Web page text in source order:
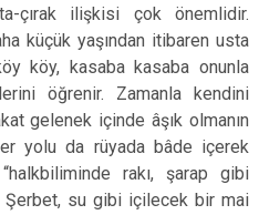
çırak ilişkisi çok önemlidir.
küçük yaşından itibaren usta
köy, kasaba kasaba onunla
öğrenir. Zamanla kendini
gelenek içinde âşık olmanın
yolu da rüyada bâde içerek
rakı, şarap gibi
Şerbet, su gibi içilecek bir mai